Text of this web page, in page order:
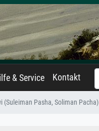
& Service Kontakt
(Suleiman Pasha, Soliman Pacha)